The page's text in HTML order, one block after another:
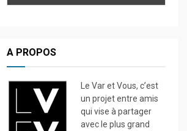
A PROPOS
Le Var et Vous, c’est
un projet entre amis
qui vise à partager
avec le plus grand